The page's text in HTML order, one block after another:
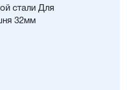
стали Для
32мм